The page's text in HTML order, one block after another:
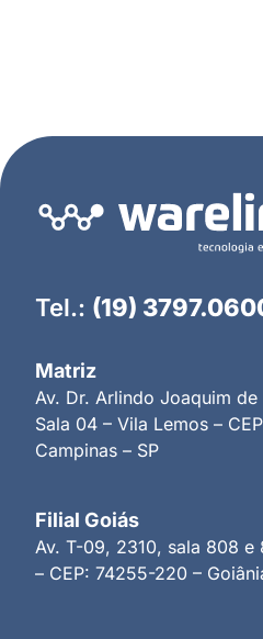
Tel.: (19)
Matriz
Av. Dr. Arlindo Joaquim
Sala 04 – Vila Lemos –
Campinas – SP
Filial Goiás
Av. T-09, 2310, sala 808 e
– CEP: 74255-220 –